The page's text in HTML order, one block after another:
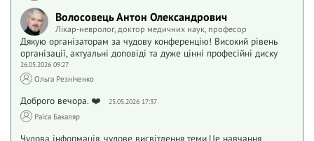
Волосовець Антон Олександрович
Лікар-невролог, доктор медичних наук, професор
Дякую організаторам за чудову конференцію! Високий рівень
організації, актуальні доповіді та дуже цінні професійні диску
26.05.2026 09:27
Ольга Резніченко
Доброго вечора. ❤️ 25.05.2026 17:37
Раїса Бакаляр
Чудова інформація, чудове висвітлення теми.Це навчання